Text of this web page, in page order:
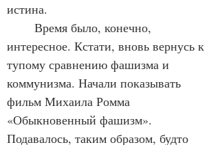
истина.
интересное. Кстати, вновь вернусь к
тупому сравнению фашизма и
коммунизма. Начали показывать
фильм Михаила Ромма
«Обыкновенный фашизм».
Подавалось, таким образом, будто